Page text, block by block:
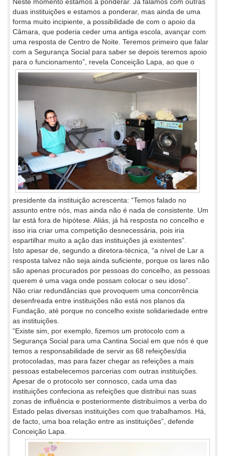
duas instituições e estamos a ponderar, mas ainda de uma
forma muito incipiente, a possibilidade de com o apoio da
Câmara, que poderia ceder uma antiga escola, avançar com
uma resposta de Centro de Noite. Teremos primeiro que falar
com a Segurança Social para saber se depois teremos apoio
para o funcionamento”, revela Conceição Lapa, ao que o
presidente da instituição acrescenta: “Temos falado no
assunto entre nós, mas ainda não é nada de consistente. Um
lar está fora de hipótese. Aliás, já há resposta no concelho e
isso iria criar uma competição desnecessária, pois iria
espartilhar muito a ação das instituições já existentes”.
Isto apesar de, segundo a diretora-técnica, “a nível de Lar a
resposta talvez não seja ainda suficiente, porque os lares não
são apenas procurados por pessoas do concelho, as pessoas
querem é uma vaga onde possam colocar o seu idoso”.
Não criar redundâncias que provoquem uma concorrência
desenfreada entre instituições não está nos planos da
Fundação, até porque no concelho existe solidariedade entre
as instituições.
“Existe sim, por exemplo, fizemos um protocolo com a
Segurança Social para uma Cantina Social em que nós é que
temos a responsabilidade de servir as 68 refeições/dia
protocoladas, mas para fazer chegar as refeições a mais
pessoas estabelecemos parcerias com outras instituições.
Apesar de o protocolo ser connosco, cada uma das
instituições confeciona as refeições que distribui nas suas
zonas de influência e posteriormente distribuímos a verba do
Estado pelas diversas instituições com que trabalhamos. Há,
de facto, uma boa relação entre as instituições”, defende
Conceição Lapa.